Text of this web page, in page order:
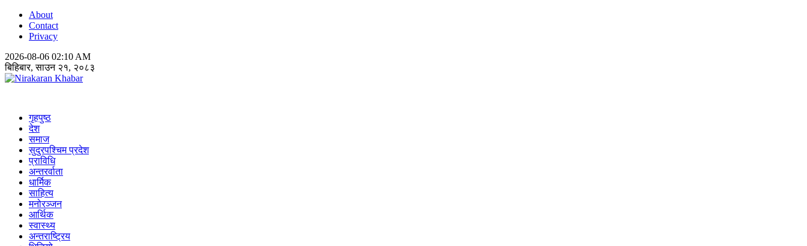
About
Contact
Privacy
2026-08-06 02:10 AM
बिहिबार, साउन २१, २०८३
गृहपुष्ठ
देश
समाज
सुदुरपश्चिम प्रदेश
प्राविधि
अन्तरर्वाता
धार्मिक
साहित्य
मनोरञ्जन
आर्थिक
स्वास्थ्य
अन्तराष्ट्रिय